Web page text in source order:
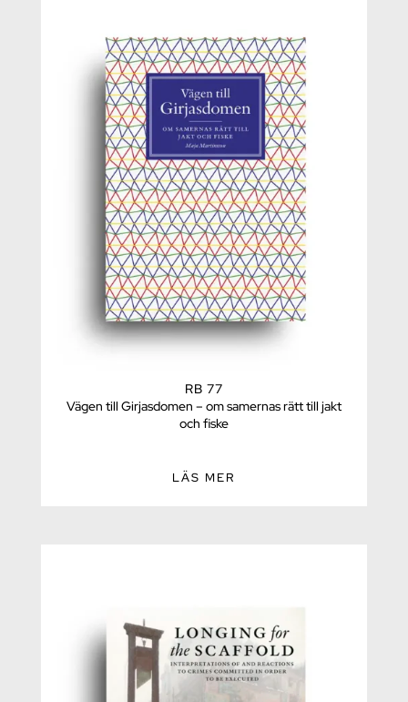
RB 77
Vägen till Girjasdomen – om samernas rätt till jakt
och fiske
LÄS MER